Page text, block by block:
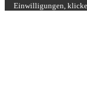
Einwilligungen,